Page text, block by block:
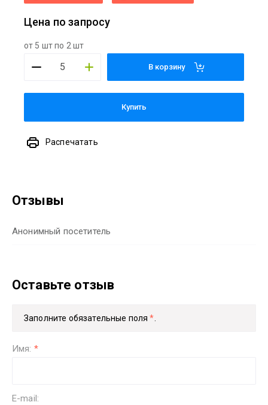
Цена по запросу
от 5 шт по 2 шт
В корзину
Купить
Распечатать
Отзывы
Анонимный посетитель
Оставьте отзыв
Заполните обязательные поля*
Имя: *
E-mail: